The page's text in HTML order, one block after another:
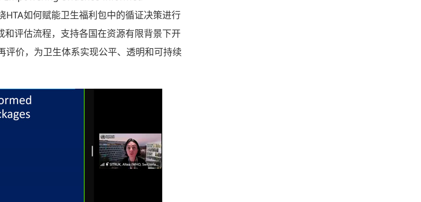
如何赋能卫生福利包中的循证决策进行
评估流程，支持各国在资源有限背景下开
价，为卫生体系实现公平、透明和可持续